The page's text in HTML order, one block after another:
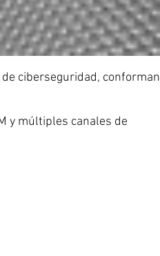
ciberseguridad, conforman
y múltiples canales de